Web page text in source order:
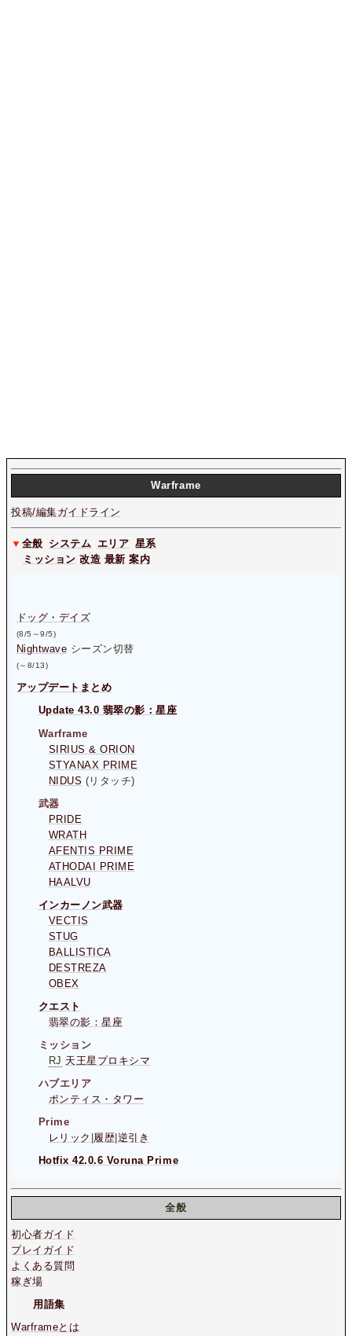
Warframe
投稿/編集ガイドライン
▼ 全般 システム エリア 星系
ミッション 改造 最新 案内
ドッグ・デイズ
(8/5～9/5)
Nightwave シーズン切替
(～8/13)
アップデートまとめ
Update 43.0 翡翠の影：星座
Warframe
SIRIUS & ORION
STYANAX PRIME
NIDUS (リタッチ)
武器
PRIDE
WRATH
AFENTIS PRIME
ATHODAI PRIME
HAALVU
インカーノン武器
VECTIS
STUG
BALLISTICA
DESTREZA
OBEX
クエスト
翡翠の影：星座
ミッション
RJ 天王星プロキシマ
ハブエリア
ポンティス・タワー
Prime
レリック 履歴 逆引き
Hotfix 42.0.6 Voruna Prime
全般
初心者ガイド
プレイガイド
よくある質問
稼ぎ場
用語集
Warframeとは